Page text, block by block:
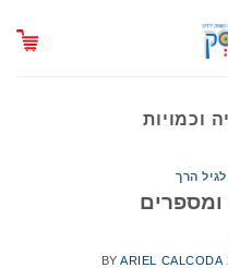
וכמויות
הרך
ומספרים
BYARIEL CALCODA